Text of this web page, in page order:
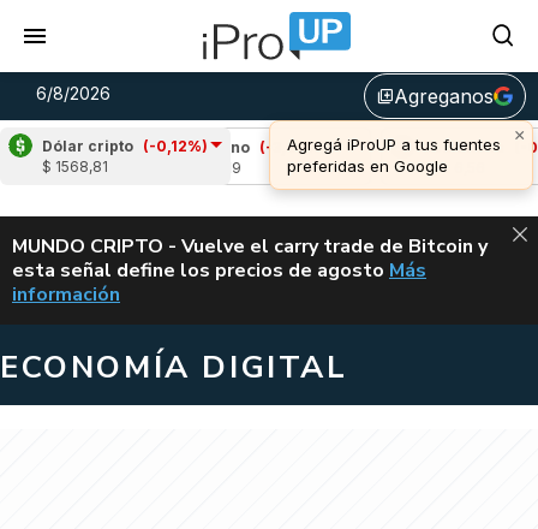
6/8/2026 library_addAgreganos
×
Agregá iProUP a tus fuentes
preferidas en Google
Dólar cripto (-0,12%)
$ 1568,81
Cardano (-3,60%)
Avalanche (-
u$s 6,56
ALERTA
MUNDO CRIPTO - Vuelve el carry trade de Bitcoin y
esta señal define los precios de agosto VUELVE EL
Más
información
ECONOMÍA DIGITAL